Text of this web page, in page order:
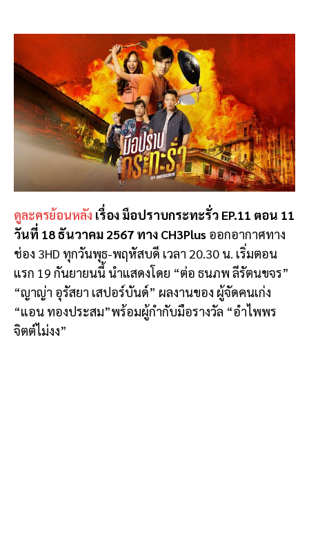
ดูละครย้อนหลัง เรื่อง มือปราบกระทะรั่ว EP.11 ตอน 11
วันที่ 18 ธันวาคม 2567 ทาง CH3Plus ออกอากาศทาง
ช่อง 3HD ทุกวันพุธ-พฤหัสบดี เวลา 20.30 น. เริ่มตอน
แรก 19 กันยายนนี้ นำแสดงโดย “ต่อ ธนภพ ลีรัตนขจร”
“ญาญ่า อุรัสยา เสปอร์บันด์” ผลงานของ ผู้จัดคนเก่ง
“แอน ทองประสม”พร้อมผู้กำกับมือรางวัล “อําไพพร
จิตต์ไม่งง”